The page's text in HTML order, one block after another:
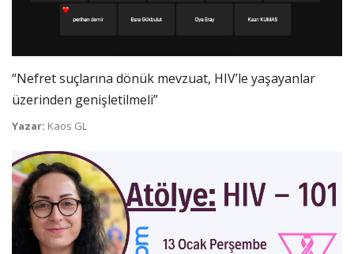
“Nefret suçlarına dönük mevzuat, HIV’le yaşayanlar
üzerinden genişletilmeli”
Yazar: Kaos GL